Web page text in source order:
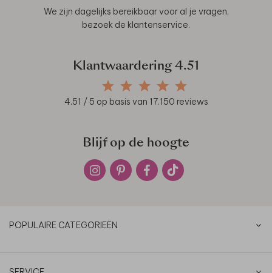
We zijn dagelijks bereikbaar voor al je vragen,
bezoek de klantenservice.
Klantwaardering 4.51
4.51 / 5 op basis van 17.150 reviews
Blijf op de hoogte
POPULAIRE CATEGORIEËN